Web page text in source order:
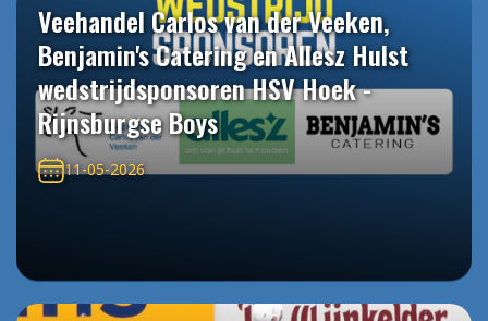
Veehandel Carlos van der Veeken,
Benjamin's Catering en Allesz Hulst
wedstrijdsponsoren HSV Hoek -
Rijnsburgse Boys
11-05-2026